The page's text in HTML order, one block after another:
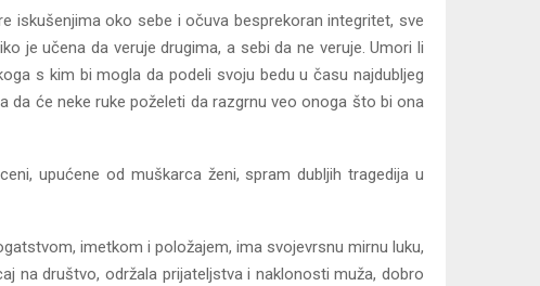
iskušenjima oko sebe i očuva besprekoran integritet, sve
je učena da veruje drugima, a sebi da ne veruje. Umori li
s kim bi mogla da podeli svoju bedu u času najdubljeg
da će neke ruke poželeti da razgrnu veo onoga što bi ona
upućene od muškarca ženi, spram dubljih tragedija u
imetkom i položajem, ima svojevrsnu mirnu luku,
na društvo, održala prijateljstva i naklonosti muža, dobro